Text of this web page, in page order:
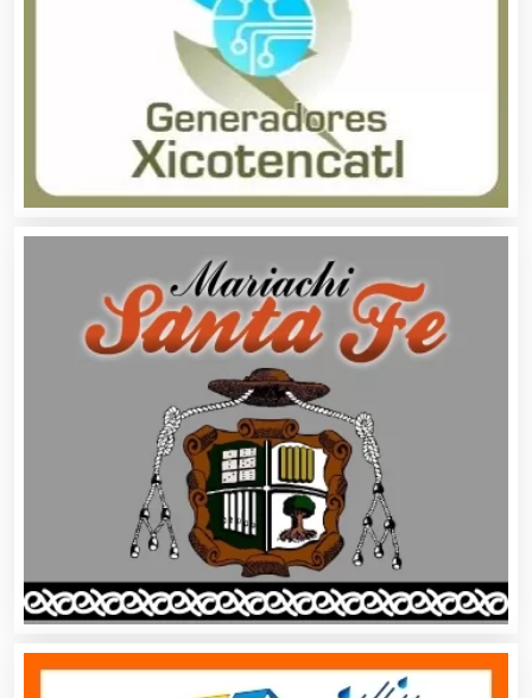
Alta Costura
Aluminio
Análisis Clínicos
Análisis de Aguas
Animadores de Eventos
Aparatos y Equipos Eléctricos
Arquitectos